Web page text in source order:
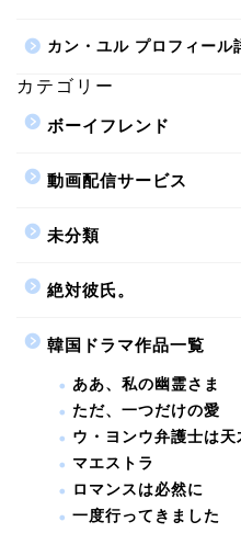
カン・ユル プロフィール
カテゴリー
ボーイフレンド
動画配信サービス
未分類
絶対彼氏。
韓国ドラマ作品一覧
ああ、私の幽霊さま
ただ、一つだけの愛
ウ・ヨンウ弁護士は天
マエストラ
ロマンスは必然に
一度行ってきました